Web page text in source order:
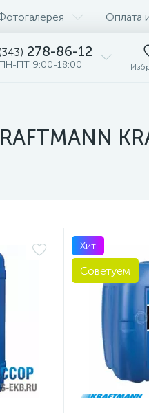
Оплата
278-86-12
ПН-ПТ 9:00-18:00
Хит
Советуем